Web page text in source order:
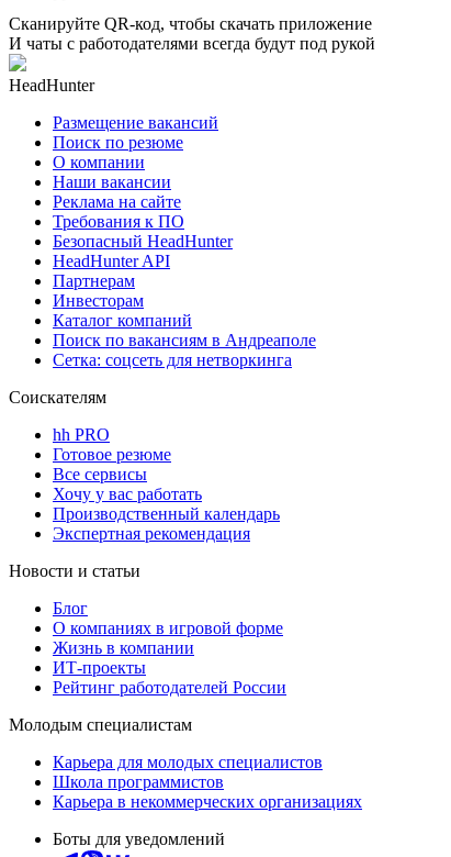
Сканируйте QR-код, чтобы скачать приложение
И чаты с работодателями всегда будут под рукой
HeadHunter
Размещение вакансий
Поиск по резюме
О компании
Наши вакансии
Реклама на сайте
Требования к ПО
Безопасный HeadHunter
HeadHunter API
Партнерам
Инвесторам
Каталог компаний
Поиск по вакансиям в Андреаполе
Сетка: соцсеть для нетворкинга
Соискателям
hh PRO
Готовое резюме
Все сервисы
Хочу у вас работать
Производственный календарь
Экспертная рекомендация
Новости и статьи
Блог
О компаниях в игровой форме
Жизнь в компании
ИТ-проекты
Рейтинг работодателей России
Молодым специалистам
Карьера для молодых специалистов
Школа программистов
Карьера в некоммерческих организациях
Боты для уведомлений